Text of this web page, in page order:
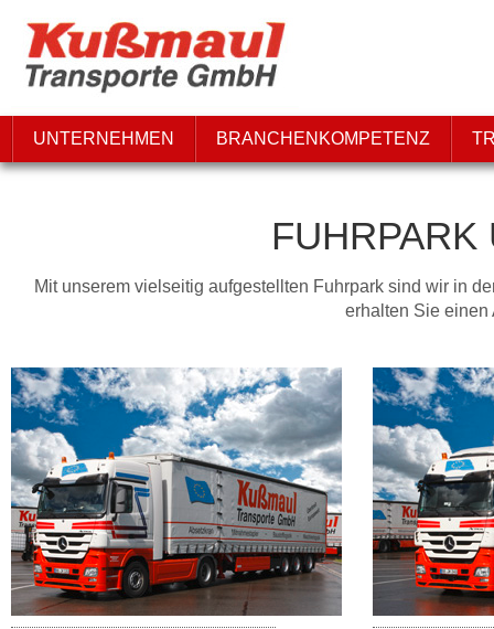
UNTERNEHMEN BRANCHENKOMPETENZ
Mit unserem vielseitig aufgestellten Fuhrpark sind wir in
erhalten Sie einen